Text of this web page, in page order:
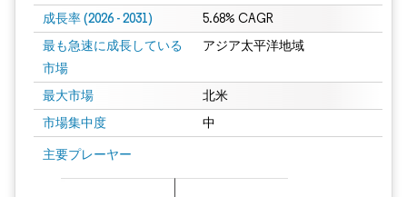
成長率 (2026 - 2031) 5.68% CAGR
最も急速に成長している
市場
アジア太平洋地域
最大市場 北米
市場集中度 中
主要プレーヤー
画像 © Mordor Intelligence。再利用にはCC BY 4.0の表示が必要です。